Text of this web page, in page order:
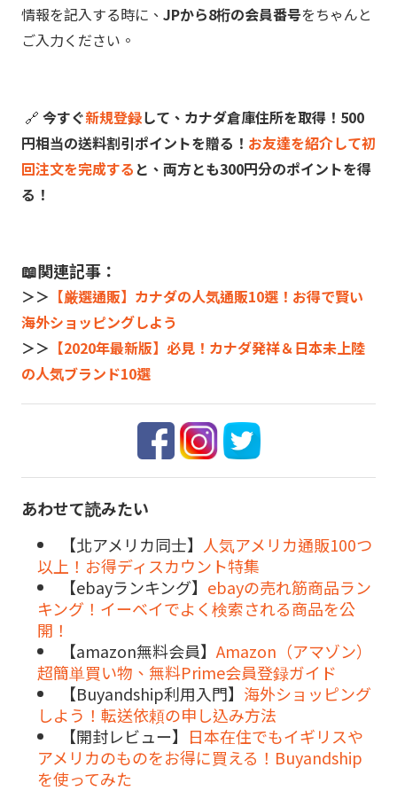
情報を記入する時に、 JPから8桁の会員番号をちゃんと
ご入力ください。
🔗 今すぐ新規登録して、カナダ倉庫住所を取得！500
円相当の送料割引ポイントを贈る！ お友達を紹介して初
回注文を完成する と、両方とも300円分のポイントを得
る！
📖関連記事：
＞＞ 【厳選通販】カナダの人気通販10選！お得で賢い
海外ショッピングしよう
＞＞ 【2020年最新版】必見！カナダ発祥＆日本未上陸
の人気ブランド10選
あわせて読みたい
【北アメリカ同士】 人気アメリカ通販100つ
以上！お得ディスカウント特集
【ebayランキング】 ebayの売れ筋商品ラン
キング！イーベイでよく検索される商品を公
開！
【amazon無料会員】 Amazon（アマゾン）
超簡単買い物、無料Prime会員登録ガイド
【Buyandship利用入門】 海外ショッピング
しよう！転送依頼の申し込み方法
【開封レビュー】 日本在住でもイギリスや
アメリカのものをお得に買える！Buyandship
を使ってみた